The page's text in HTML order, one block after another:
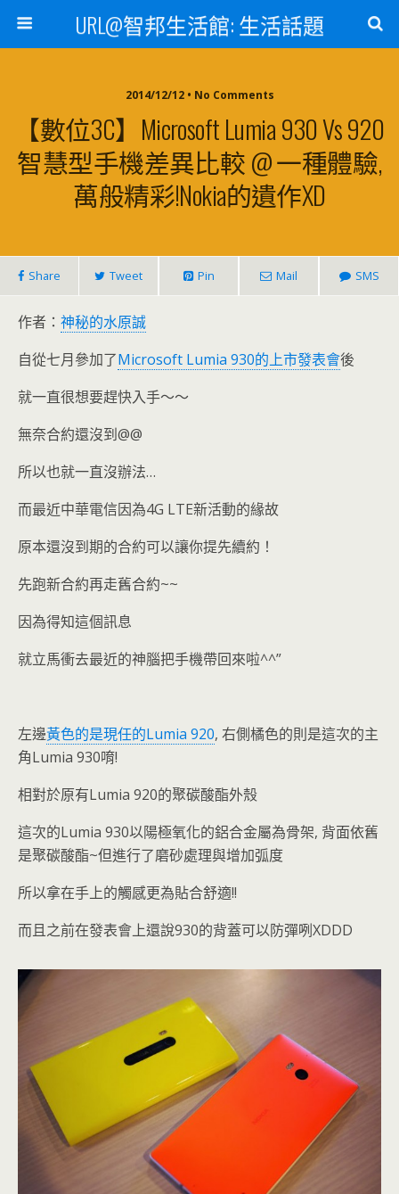
URL@智邦生活館: 生活話題
2014/12/12 • No Comments
【數位3C】Microsoft Lumia 930 Vs 920
智慧型手機差異比較 @ 一種體驗,
萬般精彩!Nokia的遺作XD
Share Tweet Pin Mail SMS
作者： 神秘的水原誠
自從七月參加了Microsoft Lumia 930的上市發表會後
就一直很想要趕快入手～～
無奈合約還沒到@@
所以也就一直沒辦法…
而最近中華電信因為4G LTE新活動的緣故
原本還沒到期的合約可以讓你提先續約！
先跑新合約再走舊合約~~
因為得知這個訊息
就立馬衝去最近的神腦把手機帶回來啦^^”
左邊黃色的是現任的Lumia 920, 右側橘色的則是這次的主
角Lumia 930唷!
相對於原有Lumia 920的聚碳酸酯外殼
這次的Lumia 930以陽極氧化的鋁合金屬為骨架, 背面依舊
是聚碳酸酯~但進行了磨砂處理與增加弧度
所以拿在手上的觸感更為貼合舒適!!
而且之前在發表會上還說930的背蓋可以防彈咧XDDD